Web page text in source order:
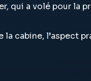
qui a volé pour la
cabine, l’aspect